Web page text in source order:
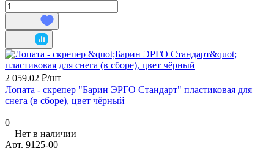
2 059.02 ₽/шт
Лопата - скрепер "Барин ЭРГО Стандарт" пластиковая для
снега (в сборе), цвет чёрный
0
Нет в наличии
Арт. 9125-00